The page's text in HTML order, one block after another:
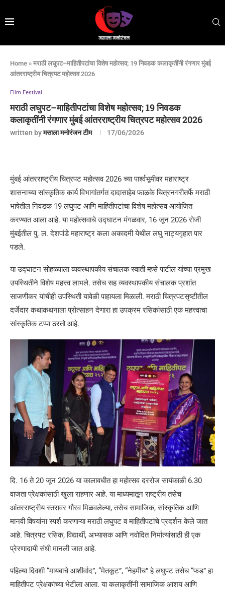
Home » मराठी लघुपट–माहितीपटांचा विशेष महोत्सव; 19 निवडक कलाकृतींनी रंगणार मुंबई
आंतरराष्ट्रीय चित्रपट महोत्सव 2026
Film Festival
मराठी लघुपट–माहितीपटांचा विशेष महोत्सव; 19 निवडक
कलाकृतींनी रंगणार मुंबई आंतरराष्ट्रीय चित्रपट महोत्सव 2026
written byमसाला मनोरंजन टीम 17/06/2026
मुंबई आंतरराष्ट्रीय चित्रपट महोत्सव 2026 च्या पार्श्वभूमीवर महाराष्ट्र
शासनाच्या सांस्कृतिक कार्य विभागांतर्गत दादासाहेब फाळके चित्रनगरीतर्फे मराठी
भाषेतील निवडक 19 लघुपट आणि माहितीपटांचा विशेष महोत्सव आयोजित
करण्यात आला आहे. या महोत्सवाचे उद्घाटन मंगळवार, 16 जून 2026 रोजी
मुंबईतील पु. ल. देशपांडे महाराष्ट्र कला अकादमी येथील लघु नाट्यगृहात पार
पडले.
या उद्घाटन सोहळ्याला व्यवस्थापकीय संचालक स्वाती म्हसे पाटील यांच्या प्रमुख
उपस्थितीने विशेष महत्त्व लाभले. तसेच सह व्यवस्थापकीय संचालक प्रशांत
साजणीकर यांचीही उपस्थिती यावेळी पाहायला मिळाली. मराठी चित्रपटसृष्टीतील
दर्जेदार कथाकथनाला प्रोत्साहन देणारा हा उपक्रम रसिकांसाठी एक महत्त्वाचा
सांस्कृतिक टप्पा ठरतो आहे.
दि. 16 ते 20 जून 2026 या कालावधीत हा महोत्सव दररोज सायंकाळी 6.30
वाजता प्रेक्षकांसाठी खुला राहणार आहे. या माध्यमातून राष्ट्रीय तसेच
आंतरराष्ट्रीय स्तरावर गौरव मिळवलेल्या, तसेच सामाजिक, सांस्कृतिक आणि
मानवी विषयांना स्पर्श करणाऱ्या मराठी लघुपट व माहितीपटांचे प्रदर्शन केले जात
आहे. चित्रपट रसिक, विद्यार्थी, अभ्यासक आणि नवोदित निर्मात्यांसाठी ही एक
प्रेरणादायी संधी मानली जात आहे.
पहिल्या दिवशी “मायबाचे आशीर्वाद”, “मेतकूट”, “नेहमीच” हे लघुपट तसेच “फड” हा
माहितीपट प्रेक्षकांच्या भेटीला आला. या कलाकृतींनी सामाजिक आशय आणि